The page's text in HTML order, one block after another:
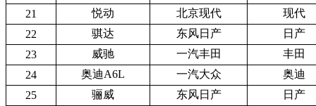
21
悦动 北京现代
现代
22
骐达 东风日产
日产
23
威驰 一汽丰田
丰田
24
奥迪A6L 一汽大众
奥迪
25
骊威 东风日产
日产